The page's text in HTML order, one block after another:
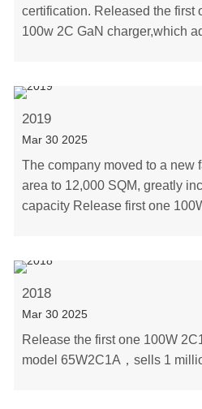
certification. Released the first one 100w 2c1A and
100w 2C GaN charger,which
2019
Mar 30 2025
The company moved to a new
area to 12,000 SQM, greatly
capacity Release first one
2018
Mar 30 2025
Release the first one 100W 2C1A
model 65W2C1A，sells 1